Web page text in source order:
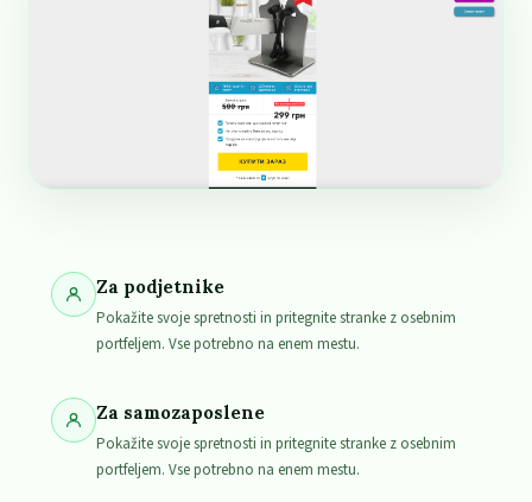
Za podjetnike
Pokažite svoje spretnosti in pritegnite stranke z osebnim
portfeljem. Vse potrebno na enem mestu.
Za samozaposlene
Pokažite svoje spretnosti in pritegnite stranke z osebnim
portfeljem. Vse potrebno na enem mestu.